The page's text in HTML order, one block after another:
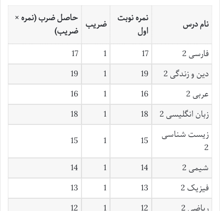
نام درس
نمره نوبت
اول
ضریب حاصل ضرب (نمره ×
ضریب)
فارسی 2
17
1
17
دین و زندگی 2
19
1
19
عربی 2
16
1
16
زبان انگلیسی 2
18
1
18
زیست شناسی
2
15
1
15
شیمی 2 14
1
14
فیزیک 2
13
1
13
ریاضی 2
12
1
12